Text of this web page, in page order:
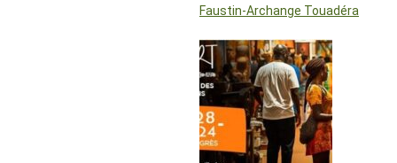
Faustin-Archange Touadéra